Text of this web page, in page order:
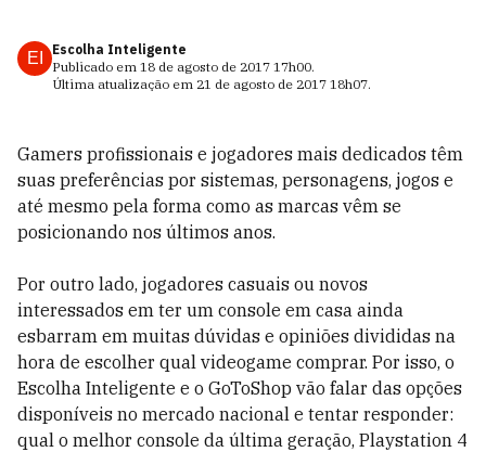
EI
Escolha Inteligente
Publicado em 18 de agosto de 2017 17h00.
Última atualização em 21 de agosto de 2017 18h07.
Gamers profissionais e jogadores mais dedicados têm
suas preferências por sistemas, personagens, jogos e
até mesmo pela forma como as marcas vêm se
posicionando nos últimos anos.
Por outro lado, jogadores casuais ou novos
interessados em ter um console em casa ainda
esbarram em muitas dúvidas e opiniões divididas na
hora de escolher qual videogame comprar. Por isso, o
Escolha Inteligente e o GoToShop vão falar das opções
disponíveis no mercado nacional e tentar responder:
qual o melhor console da última geração, Playstation 4